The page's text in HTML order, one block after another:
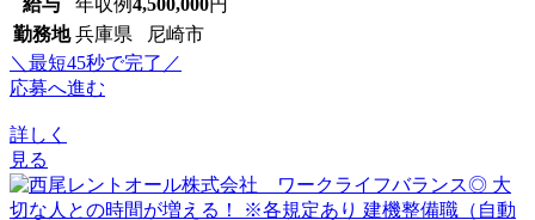
給与 年収例4,500,000円
勤務地 兵庫県 尼崎市
＼最短45秒で完了／
応募へ進む
詳しく
見る